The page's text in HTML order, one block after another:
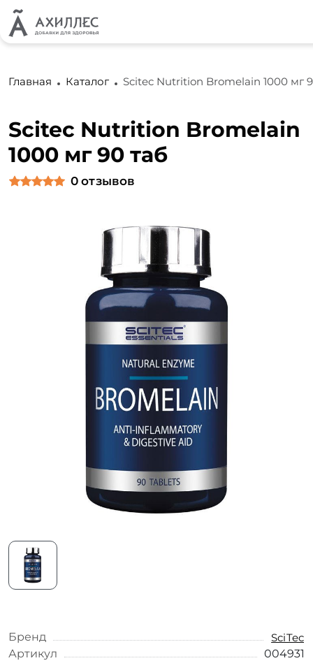
Главная Каталог Scitec Nutrition Bromelain 1000 мг
Scitec Nutrition Bromelain
1000 мг 90 таб
0 отзывов
Бренд
SciTec
Артикул
004931